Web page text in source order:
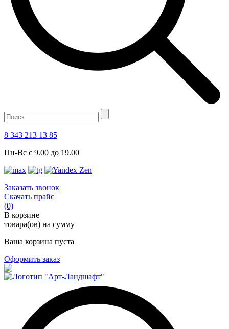
8 343 213 13 85
Пн-Вс с 9.00 до 19.00
Заказать звонок
Скачать прайс
(0)
В корзине
товара(ов) на сумму
Ваша корзина пуста
Оформить заказ